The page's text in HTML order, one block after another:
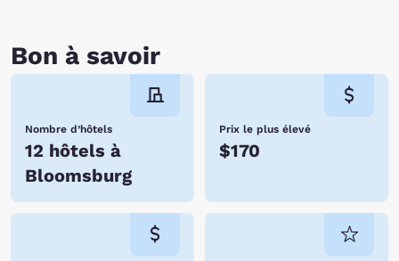
Bon à savoir
Nombre d’hôtels
12 hôtels à
Bloomsburg
Prix le plus élevé
$170